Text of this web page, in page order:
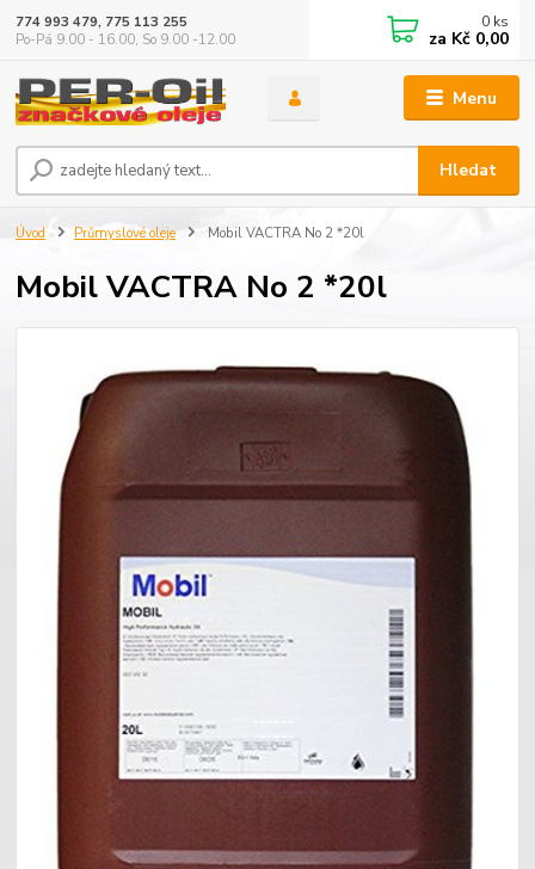
Menu
Hledat
774 993 479, 775 113 255
Po-Pá 9.00 - 16.00, So 9.00 -12.00
0 ks
za Kč 0,00
Úvod Průmyslové oleje Mobil VACTRA No 2 *20l
Mobil VACTRA No 2 *20l